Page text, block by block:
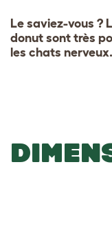
Le saviez-vous ?
donut sont très
les chats nerveux.